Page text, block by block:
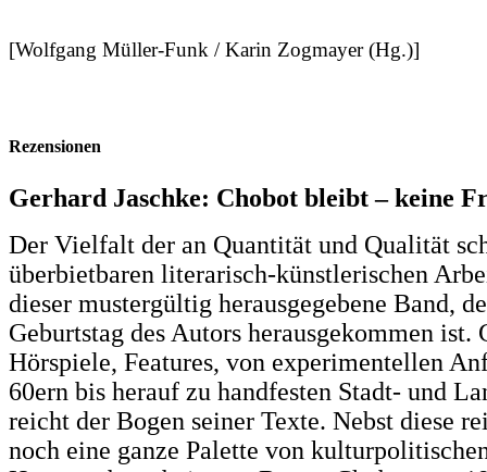
[Wolfgang Müller-Funk / Karin Zogmayer (Hg.)]
Rezensionen
Gerhard Jaschke: Chobot bleibt – keine
Der Vielfalt der an Quantität und Qualität
überbietbaren literarisch-künstlerischen
dieser mustergültig herausgegebene Band,
Geburtstag des Autors herausgekommen ist.
Hörspiele, Features, von experimentellen
60ern bis herauf zu handfesten Stadt- und
reicht der Bogen seiner Texte. Nebst diese
noch eine ganze Palette von